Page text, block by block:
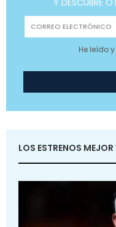
Y DESCUBRE
He leído
LOS ESTRENOS